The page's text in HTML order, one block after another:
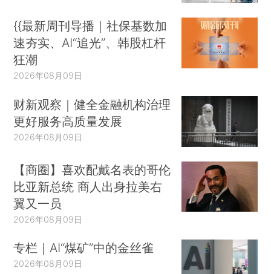
{{最新周刊导播｜社保基数加
速夯实、AI“追光”、韩股杠杆
狂潮
2026年08月09日
财新观察｜健全金融机构治理
更好服务高质量发展
2026年08月09日
【商圈】喜欢配戴名表的哥伦
比亚新总统 商人出身拉美右
翼又一员
2026年08月09日
专栏｜AI“煤矿”中的金丝雀
2026年08月09日